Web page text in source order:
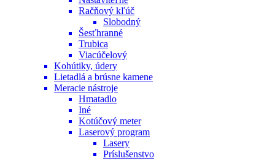
Račňový kľúč
Slobodný
Šesťhranné
Trubica
Viacúčelový
Kohútiky, údery
Lietadlá a brúsne kamene
Meracie nástroje
Hmatadlo
Iné
Kotúčový meter
Laserový program
Lasery
Príslušenstvo